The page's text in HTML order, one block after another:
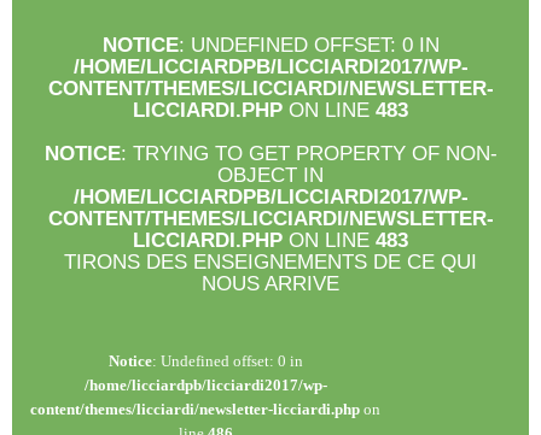
NOTICE: UNDEFINED OFFSET: 0 IN
/HOME/LICCIARDPB/LICCIARDI2017/WP-
CONTENT/THEMES/LICCIARDI/NEWSLETTER-
LICCIARDI.PHP ON LINE 483
NOTICE: TRYING TO GET PROPERTY OF NON-
OBJECT IN
/HOME/LICCIARDPB/LICCIARDI2017/WP-
CONTENT/THEMES/LICCIARDI/NEWSLETTER-
LICCIARDI.PHP ON LINE 483
TIRONS DES ENSEIGNEMENTS DE CE QUI
NOUS ARRIVE
Notice: Undefined offset: 0 in
/home/licciardpb/licciardi2017/wp-
content/themes/licciardi/newsletter-licciardi.php on